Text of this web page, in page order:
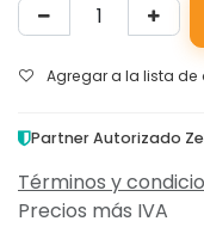
Agregar a la lista de
Partner Autorizado
Términos y
Precios más IVA